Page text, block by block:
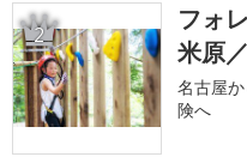
2
フォ
米原
名古屋
険へ